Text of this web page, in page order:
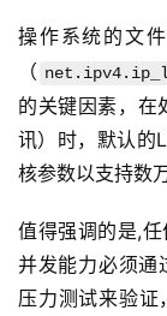
互
联
网
+
动
态
操作系统的文
（
的关键因素，在
讯）时，默认的
核参数以支持数
值得强调的是,
并发能力必须
压力测试来验证